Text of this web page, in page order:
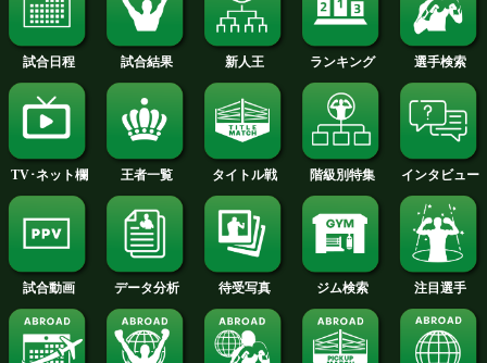
続きを読む
堤駿斗 東京五輪世代
松本圭佑密着01